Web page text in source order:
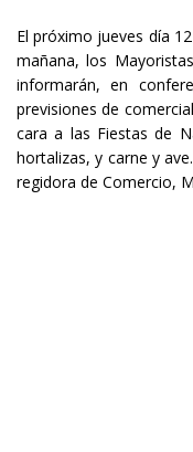
El próximo jueves día
mañana, los
informarán, en
previsiones de
cara a las Fiestas de
hortalizas, y carne y
regidora de Comercio,